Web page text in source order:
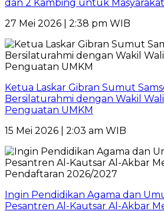
dan 2 Kambing untuk Masyarakat
27 Mei 2026 | 2:38 pm WIB
Ketua Laskar Gibran Sumut
Bersilaturahmi dengan Wakil
Penguatan UMKM
15 Mei 2026 | 2:03 am WIB
Ingin Pendidikan Agama dan
Pesantren Al-Kautsar Al-Akbar